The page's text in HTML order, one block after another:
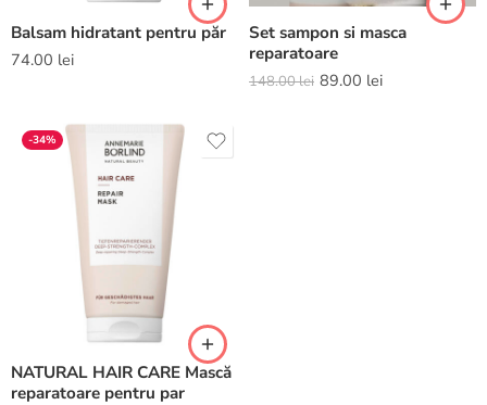
Balsam hidratant pentru păr
74.00 lei
Set sampon si masca
reparatoare
148.00lei 89.00 lei
-34%
NATURAL HAIR CARE Mască
reparatoare pentru par